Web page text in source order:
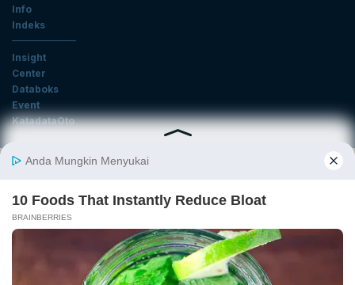
Info
Indeks
Insight
Center
Databoks
Event
KatadataOto
Langganan Newsletter
Ikuti Kami